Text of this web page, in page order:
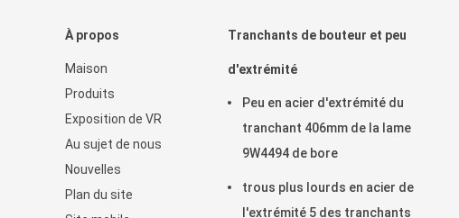
À propos
Maison
Produits
Exposition de VR
Au sujet de nous
Nouvelles
Plan du site
Tranchants de bouteur et peu
d'extrémité
Peu en acier d'extrémité du
tranchant 406mm de la lame
9W4494 de bore
trous plus lourds en acier de
l'extrémité 5 des tranchants